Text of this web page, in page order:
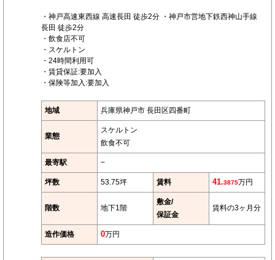
・神戸高速東西線 高速長田 徒歩2分 ・神戸市営地下鉄西神山手線
長田 徒歩2分
・飲食店不可
・スケルトン
・24時間利用可
・賃貸保証:要加入
・保険等加入:要加入
地域 兵庫県神戸市 長田区四番町
業態
スケルトン
飲食不可
最寄駅 −
坪数 53.75坪 賃料 41.3875万円
階数 地下1階
敷金/
保証金
賃料の3ヶ月分
造作価格 0万円